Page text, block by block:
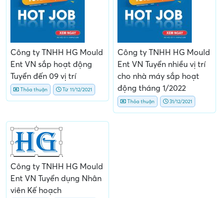
Công ty TNHH HG Mould
Ent VN sắp hoạt động
Tuyển đến 09 vị trí
Thỏa thuận Từ 11/12/2021
Công ty TNHH HG Mould
Ent VN Tuyển nhiều vị trí
cho nhà máy sắp hoạt
động tháng 1/2022
Thỏa thuận 31/12/2021
Công ty TNHH HG Mould
Ent VN Tuyển dụng Nhân
viên Kế hoạch